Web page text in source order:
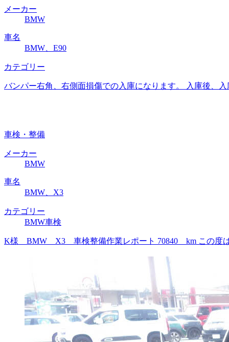
メーカー
BMW
車名
BMW、E90
カテゴリー
バンパー右角、右側面損傷での入庫になります。 入庫後、
車検・整備
メーカー
BMW
車名
BMW、X3
カテゴリー
BMW車検
K様 BMW X3 車検整備作業レポート 70840 km この度は